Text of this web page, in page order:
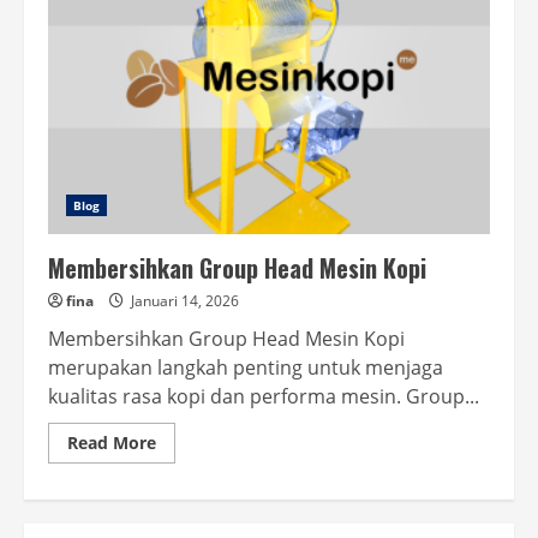
Blog
Membersihkan Group Head Mesin Kopi
fina Januari 14, 2026
Membersihkan Group Head Mesin Kopi
merupakan langkah penting untuk menjaga
kualitas rasa kopi dan performa mesin. Group...
Read MoreRead
more